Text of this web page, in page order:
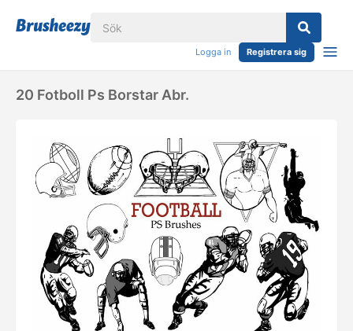
Logga in Registrera sig
20 Fotboll Ps Borstar Abr.